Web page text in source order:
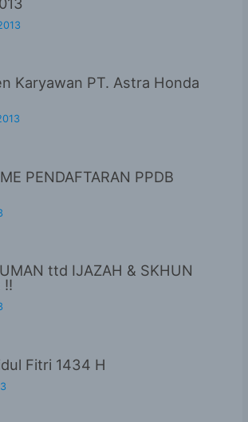
Karyawan PT. Astra Honda
PENDAFTARAN PPDB
ttd IJAZAH & SKHUN
!!
Fitri 1434 H